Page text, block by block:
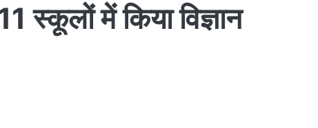
स्कूलों में किया विज्ञान